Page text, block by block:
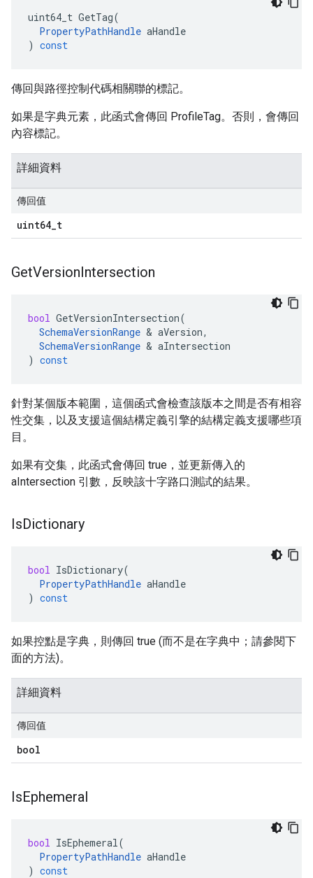
uint64_t GetTag(
PropertyPathHandle aHandle
) const
傳回與路徑控制代碼相關聯的標記。
如果是字典元素，此函式會傳回 ProfileTag。否則，會傳回
內容標記。
詳細資料
傳回值
uint64_t
GetVersionIntersection
bool GetVersionIntersection(
SchemaVersionRange & aVersion,
SchemaVersionRange & aIntersection
) const
針對某個版本範圍，這個函式會檢查該版本之間是否有相容
性交集，以及支援這個結構定義引擎的結構定義支援哪些項
目。
如果有交集，此函式會傳回 true，並更新傳入的
aIntersection 引數，反映該十字路口測試的結果。
IsDictionary
bool IsDictionary(
PropertyPathHandle aHandle
) const
如果控點是字典，則傳回 true (而不是在字典中；請參閱下
面的方法)。
詳細資料
傳回值
bool
IsEphemeral
bool IsEphemeral(
PropertyPathHandle aHandle
) const